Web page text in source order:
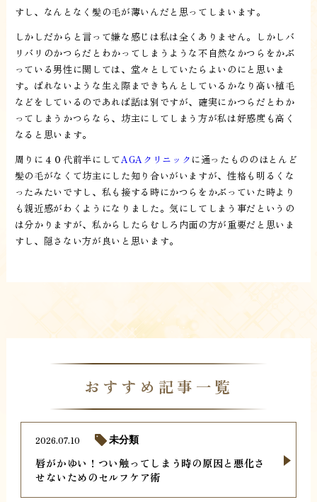
すし、なんとなく髪の毛が薄いんだと思ってしまいます。
しかしだからと言って嫌な感じは私は全くありません。しかしバ
リバリのかつらだとわかってしまうような不自然なかつらをかぶ
っている男性に関しては、堂々としていたらよいのにと思いま
す。ばれないような生え際まできちんとしているかなり高い植毛
などをしているのであれば話は別ですが、確実にかつらだとわか
ってしまうかつらなら、坊主にしてしまう方が私は好感度も高く
なると思います。
周りに４０代前半にしてAGAクリニック に通ったもののほとんど
髪の毛がなくて坊主にした知り合いがいますが、性格も明るくな
ったみたいですし、私も接する時にかつらをかぶっていた時より
も親近感がわくようになりました。気にしてしまう事だというの
は分かりますが、私からしたらむしろ内面の方が重要だと思いま
すし、隠さない方が良いと思います。
おすすめ記事一覧
唇がかゆい！つい触ってしまう時の原因と悪化さ
せないためのセルフケア術
2026.07.10 未分類